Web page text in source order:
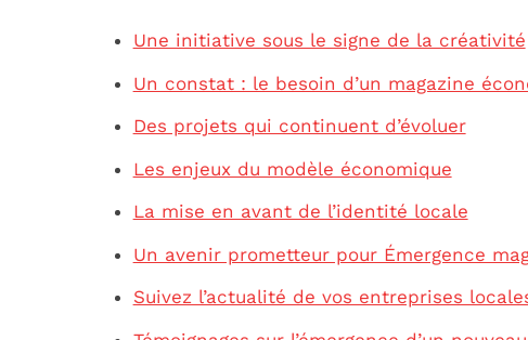
Une initiative sous le signe de la créativité
Un constat : le besoin d’un magazine
Des projets qui continuent d’évoluer
Les enjeux du modèle économique
La mise en avant de l’identité locale
Un avenir prometteur pour Émergence
Suivez l’actualité de vos entreprises